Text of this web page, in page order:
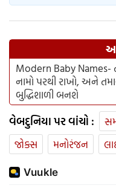
Modern Baby
નામો પરથી રાખો, અને
બુદ્ધિશાળી બનશે
વેબદુનિયા પર વાંચો :
જોક્સ
મનોરંજન